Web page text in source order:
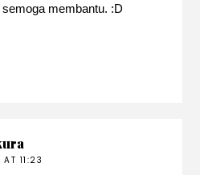
membantu. :D
11:23